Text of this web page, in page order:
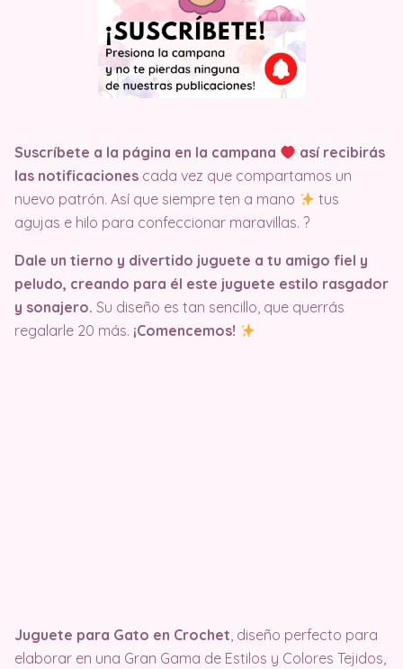
Suscríbete a la página en la campana
así recibirás
las notificaciones cada vez que compartamos un
nuevo patrón. Así que siempre ten a mano
tus
agujas e hilo para confeccionar maravillas. ?
Dale un tierno y divertido juguete a tu amigo fiel y
peludo, creando para él este juguete estilo rasgador
y sonajero. Su diseño es tan sencillo, que querrás
regalarle 20 más. ¡Comencemos!
Juguete para Gato en Crochet, diseño perfecto para
elaborar en una Gran Gama de Estilos y Colores Tejidos,